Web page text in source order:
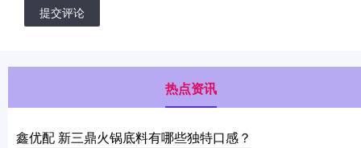
提交评论
热点资讯
鑫优配 新三鼎火锅底料有哪些独特口感？